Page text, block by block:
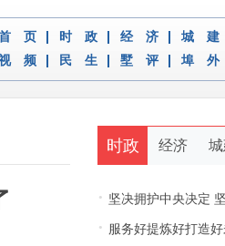
页 时 政 经 济 城 建
频
民 生 墅 评 埠 外
时政 经济
· 坚决拥护中央决定 坚决贯彻省市委要
· 服务好提炼好打造